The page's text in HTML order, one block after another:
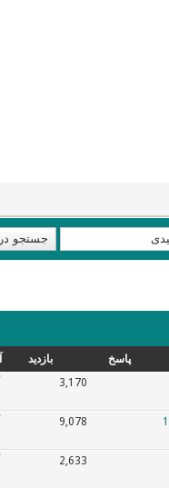
پاسخ بازدید
3,170
9,078
2,633